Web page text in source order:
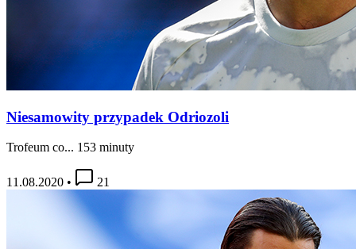
Niesamowity przypadek Odriozoli
Trofeum co... 153 minuty
11.08.2020 • 21